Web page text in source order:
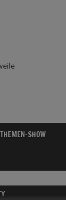
THEMEN-SHOW
IN